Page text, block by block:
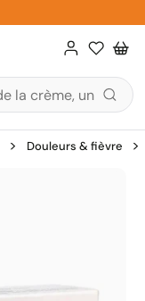
Douleurs & fièvre